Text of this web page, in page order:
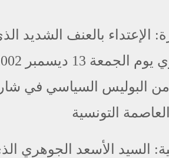
الإعتداء بالعنف الشديد
البوليس السياسي في
التونسية
السيد الأسعد الجوهري